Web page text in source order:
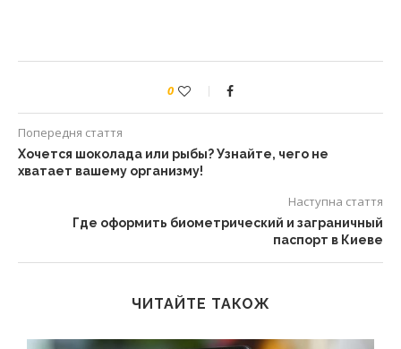
0
Попередня стаття
Хочется шоколада или рыбы? Узнайте, чего не
хватает вашему организму!
Наступна стаття
Где оформить биометрический и заграничный
паспорт в Киеве
ЧИТАЙТЕ ТАКОЖ